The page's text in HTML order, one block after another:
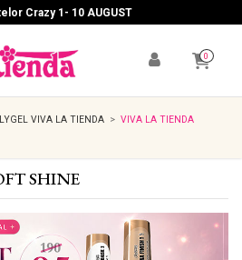
Crazy 1- 10 AUGUST
0
VIVA LA TIENDA
VIVA LA TIENDA
SHINE